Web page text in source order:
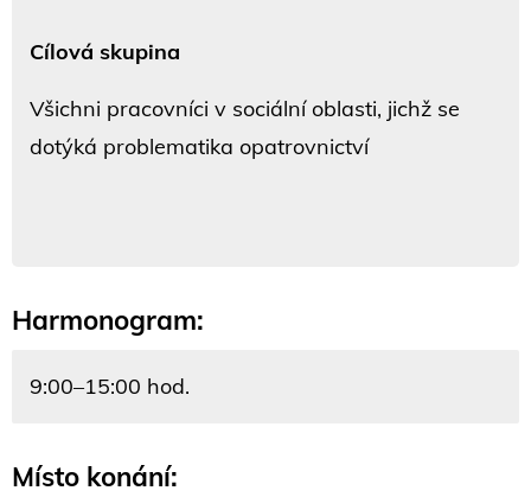
Cílová skupina
Všichni pracovníci v sociální oblasti, jichž se
dotýká problematika opatrovnictví
Harmonogram:
9:00–15:00 hod.
Místo konání: